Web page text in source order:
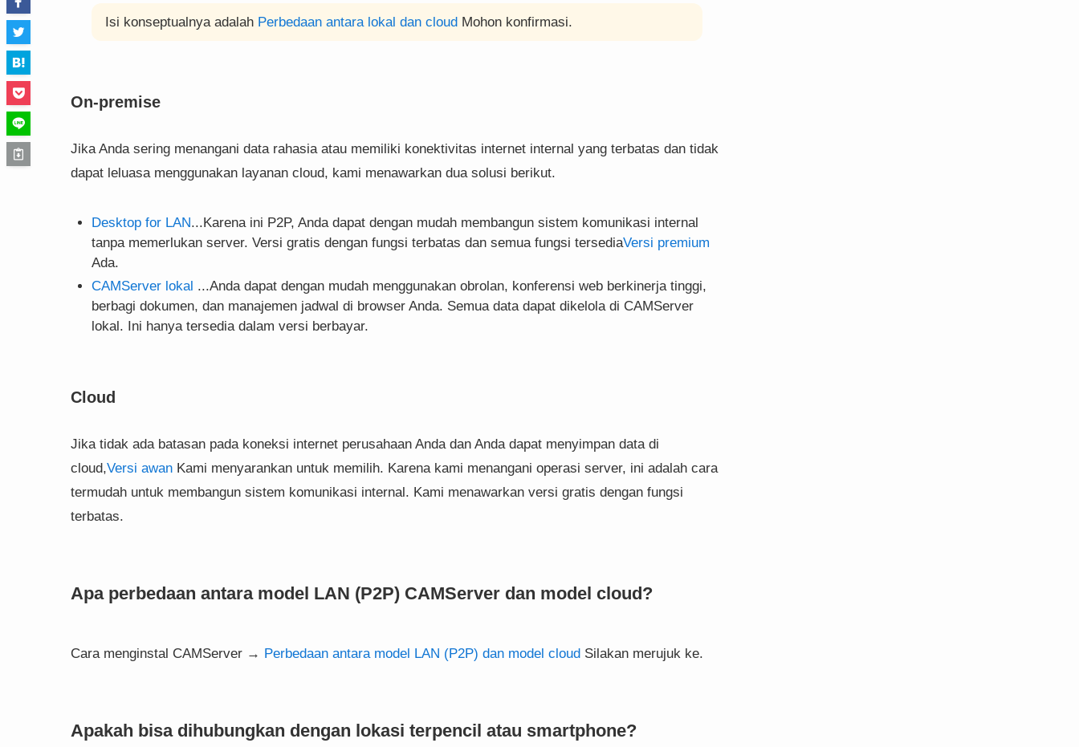
Isi konseptualnya adalah Perbedaan antara lokal dan cloudMohon konfirmasi.
On-premise
Jika Anda sering menangani data rahasia atau memiliki konektivitas internet internal yang terbatas dan tidak
dapat leluasa menggunakan layanan cloud, kami menawarkan dua solusi berikut.
Desktop for LAN...Karena ini P2P, Anda dapat dengan mudah membangun sistem komunikasi internal
tanpa memerlukan server. Versi gratis dengan fungsi terbatas dan semua fungsi tersediaVersi premium
Ada.
CAMServer lokal ...Anda dapat dengan mudah menggunakan obrolan, konferensi web berkinerja tinggi,
berbagi dokumen, dan manajemen jadwal di browser Anda. Semua data dapat dikelola di CAMServer
lokal. Ini hanya tersedia dalam versi berbayar.
Cloud
Jika tidak ada batasan pada koneksi internet perusahaan Anda dan Anda dapat menyimpan data di
cloud,Versi awan Kami menyarankan untuk memilih. Karena kami menangani operasi server, ini adalah cara
termudah untuk membangun sistem komunikasi internal. Kami menawarkan versi gratis dengan fungsi
terbatas.
Apa perbedaan antara model LAN (P2P) CAMServer dan model cloud?
Cara menginstal CAMServer → Perbedaan antara model LAN (P2P) dan model cloud Silakan merujuk ke.
Apakah bisa dihubungkan dengan lokasi terpencil atau smartphone?